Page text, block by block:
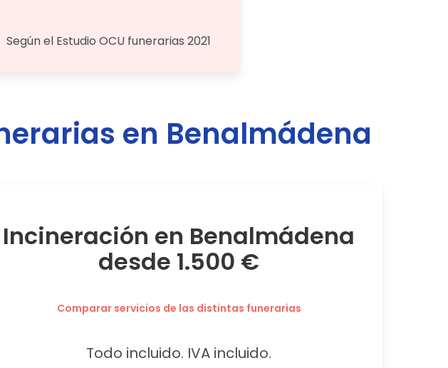
Según el Estudio OCU funerarias 2021
en Benalmádena
Incineración en Benalmádena
desde 1.500 €
Comparar servicios de las distintas funerarias
Todo incluido. IVA incluido.